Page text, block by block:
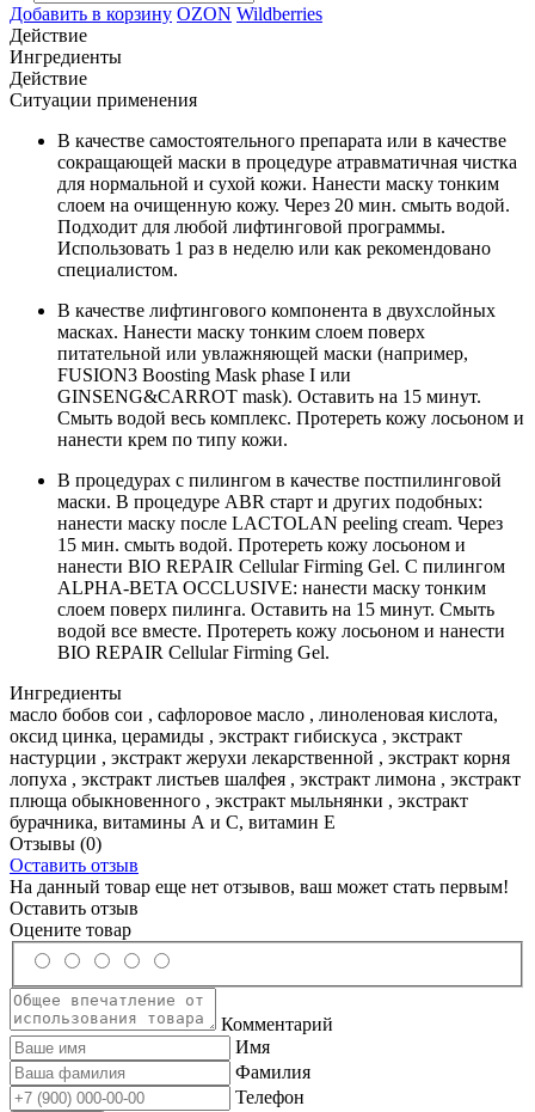
Добавить в корзину OZON Wildberries
Действие
Ингредиенты
Действие
Ситуации применения
В качестве самостоятельного препарата или в качестве
сокращающей маски в процедуре атравматичная чистка
для нормальной и сухой кожи. Нанести маску тонким
слоем на очищенную кожу. Через 20 мин. смыть водой.
Подходит для любой лифтинговой программы.
Использовать 1 раз в неделю или как рекомендовано
специалистом.
В качестве лифтингового компонента в двухслойных
масках. Нанести маску тонким слоем поверх
питательной или увлажняющей маски (например,
FUSION3 Boosting Mask phase I или
GINSENG&CARROT mask). Оставить на 15 минут.
Смыть водой весь комплекс. Протереть кожу лосьоном и
нанести крем по типу кожи.
В процедурах с пилингом в качестве постпилинговой
маски. В процедуре ABR старт и других подобных:
нанести маску после LACTOLAN peeling cream. Через
15 мин. смыть водой. Протереть кожу лосьоном и
нанести BIO REPAIR Cellular Firming Gel. С пилингом
ALPHA-BETA OCCLUSIVE: нанести маску тонким
слоем поверх пилинга. Оставить на 15 минут. Смыть
водой все вместе. Протереть кожу лосьоном и нанести
BIO REPAIR Cellular Firming Gel.
Ингредиенты
масло бобов сои , сафлоровое масло , линоленовая кислота,
оксид цинка, церамиды , экстракт гибискуса , экстракт
настурции , экстракт жерухи лекарственной , экстракт корня
лопуха , экстракт листьев шалфея , экстракт лимона , экстракт
плюща обыкновенного , экстракт мыльнянки , экстракт
бурачника, витамины А и С, витамин Е
Отзывы (0)
Оставить отзыв
На данный товар еще нет отзывов, ваш может стать первым!
Оставить отзыв
Оцените товар
Комментарий
Имя
Фамилия
Телефон